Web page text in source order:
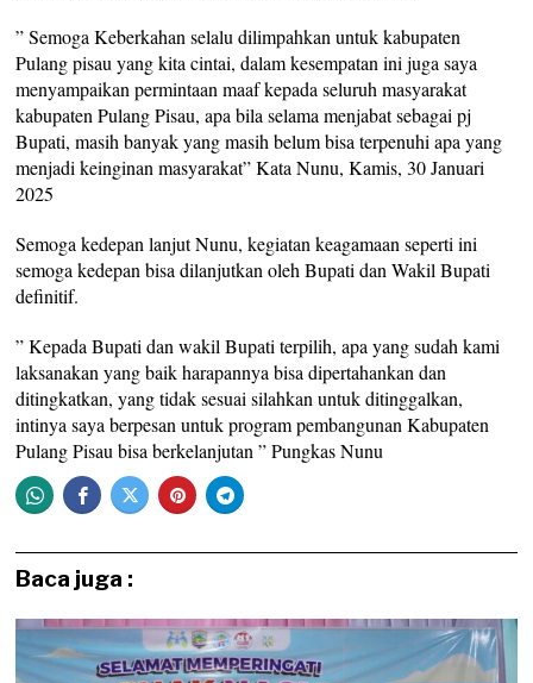
” Semoga Keberkahan selalu dilimpahkan untuk kabupaten
Pulang pisau yang kita cintai, dalam kesempatan ini juga saya
menyampaikan permintaan maaf kepada seluruh masyarakat
kabupaten Pulang Pisau, apa bila selama menjabat sebagai pj
Bupati, masih banyak yang masih belum bisa terpenuhi apa yang
menjadi keinginan masyarakat” Kata Nunu, Kamis, 30 Januari
2025
Semoga kedepan lanjut Nunu, kegiatan keagamaan seperti ini
semoga kedepan bisa dilanjutkan oleh Bupati dan Wakil Bupati
definitif.
” Kepada Bupati dan wakil Bupati terpilih, apa yang sudah kami
laksanakan yang baik harapannya bisa dipertahankan dan
ditingkatkan, yang tidak sesuai silahkan untuk ditinggalkan,
intinya saya berpesan untuk program pembangunan Kabupaten
Pulang Pisau bisa berkelanjutan ” Pungkas Nunu
Baca juga :